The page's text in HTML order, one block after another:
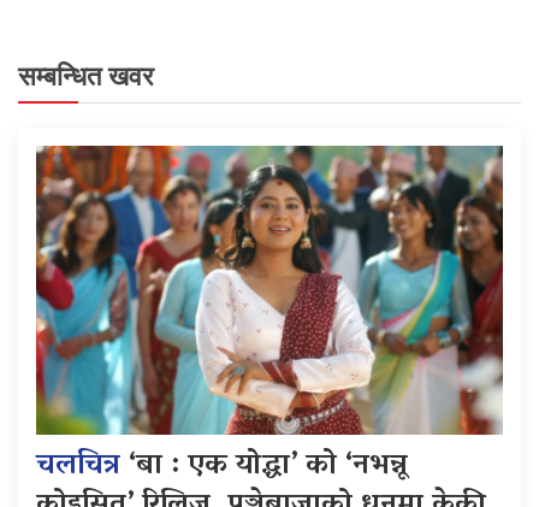
सम्बन्धित खवर
चलचित्र‘बा : एक योद्धा’ को ‘नभन्नू